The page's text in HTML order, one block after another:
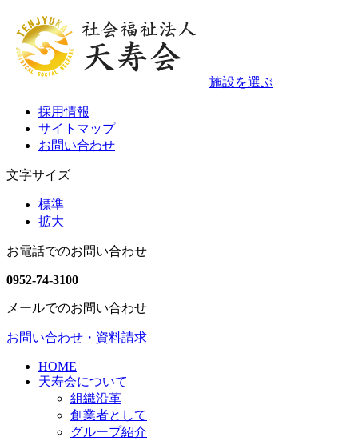
施設を選ぶ
採用情報
サイトマップ
お問い合わせ
文字サイズ
標準
拡大
お電話でのお問い合わせ
0952-74-3100
メールでのお問い合わせ
お問い合わせ・資料請求
HOME
天寿会について
組織沿革
創業者として
グループ紹介